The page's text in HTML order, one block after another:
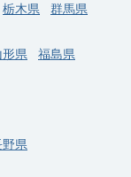
月開院予定）。管
。
栃木県
群馬県
形県
福島県
県